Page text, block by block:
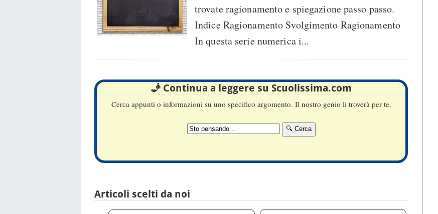
trovate ragionamento e spiegazione passo passo.
Indice Ragionamento Svolgimento Ragionamento
In questa serie numerica i...
🧞 Continua a leggere su Scuolissima.com
Cerca appunti o informazioni su uno specifico argomento. Il nostro genio li troverà per te.
Articoli scelti da noi